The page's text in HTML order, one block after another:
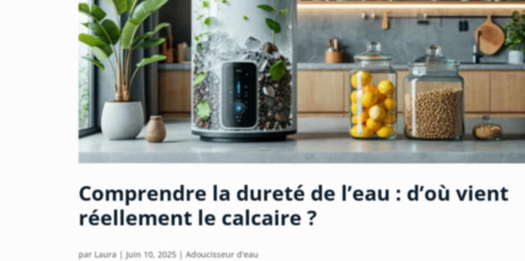
Comprendre la dureté de l’eau : d’où vient
réellement le calcaire ?
parLaura |Juin 10, 2025 |Adoucisseur d'eau